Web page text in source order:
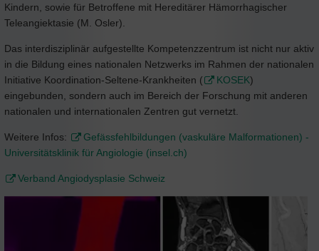
Kindern, sowie für Betroffene mit Hereditärer Hämorrhagischer
Teleangiektasie (M. Osler).
Das interdisziplinär aufgestellte Kompetenzzentrum ist nicht nur aktiv
in die Bildung eines nationalen Netzwerks im Rahmen der nationalen
Initiative Koordination-Seltene-Krankheiten (
KOSEK)
eingebunden, sondern auch im Bereich der Forschung mit anderen
nationalen und internationalen Zentren gut vernetzt.
Weitere Infos:
Gefässfehlbildungen (vaskuläre Malformationen) -
Universitätsklinik für Angiologie (insel.ch)
Verband Angiodysplasie Schweiz